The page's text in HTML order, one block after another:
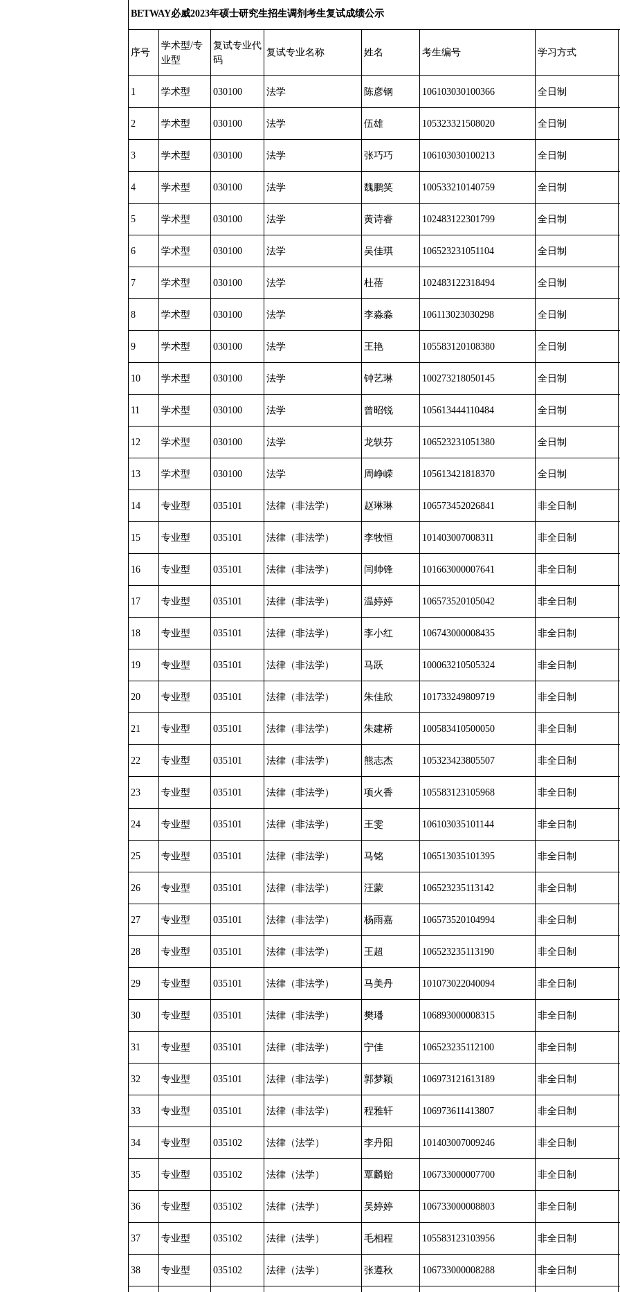
BETWAY必威2023年硕士研究生招生调剂考生复试成绩公示
序号
学术型/专
业型
复试专业代
码
复试专业名称 姓名 考生编号 学习方式
1 学术型 030100 法学 陈彦钢 106103030100366 全日制
2 学术型 030100 法学 伍雄 105323321508020 全日制
3 学术型 030100 法学 张巧巧 106103030100213 全日制
4 学术型 030100 法学 魏鹏笑 100533210140759 全日制
5 学术型 030100 法学 黄诗睿 102483122301799 全日制
6 学术型 030100 法学 吴佳琪 106523231051104 全日制
7 学术型 030100 法学 杜蓓 102483122318494 全日制
8 学术型 030100 法学 李淼淼 106113023030298 全日制
9 学术型 030100 法学 王艳 105583120108380 全日制
10 学术型 030100 法学 钟艺琳 100273218050145 全日制
11 学术型 030100 法学 曾昭锐 105613444110484 全日制
12 学术型 030100 法学 龙轶芬 106523231051380 全日制
13 学术型 030100 法学 周峥嵘 105613421818370 全日制
14 专业型 035101 法律（非法学） 赵琳琳 106573452026841 非全日制
15 专业型 035101 法律（非法学） 李牧恒 101403007008311 非全日制
16 专业型 035101 法律（非法学） 闫帅锋 101663000007641 非全日制
17 专业型 035101 法律（非法学） 温婷婷 106573520105042 非全日制
18 专业型 035101 法律（非法学） 李小红 106743000008435 非全日制
19 专业型 035101 法律（非法学） 马跃 100063210505324 非全日制
20 专业型 035101 法律（非法学） 朱佳欣 101733249809719 非全日制
21 专业型 035101 法律（非法学） 朱建桥 100583410500050 非全日制
22 专业型 035101 法律（非法学） 熊志杰 105323423805507 非全日制
23 专业型 035101 法律（非法学） 项火香 105583123105968 非全日制
24 专业型 035101 法律（非法学） 王雯 106103035101144 非全日制
25 专业型 035101 法律（非法学） 马铭 106513035101395 非全日制
26 专业型 035101 法律（非法学） 汪蒙 106523235113142 非全日制
27 专业型 035101 法律（非法学） 杨雨嘉 106573520104994 非全日制
28 专业型 035101 法律（非法学） 王超 106523235113190 非全日制
29 专业型 035101 法律（非法学） 马美丹 101073022040094 非全日制
30 专业型 035101 法律（非法学） 樊璠 106893000008315 非全日制
31 专业型 035101 法律（非法学） 宁佳 106523235112100 非全日制
32 专业型 035101 法律（非法学） 郭梦颖 106973121613189 非全日制
33 专业型 035101 法律（非法学） 程雅轩 106973611413807 非全日制
34 专业型 035102 法律（法学） 李丹阳 101403007009246 非全日制
35 专业型 035102 法律（法学） 覃麟贻 106733000007700 非全日制
36 专业型 035102 法律（法学） 吴婷婷 106733000008803 非全日制
37 专业型 035102 法律（法学） 毛相程 105583123103956 非全日制
38 专业型 035102 法律（法学） 张遵秋 106733000008288 非全日制